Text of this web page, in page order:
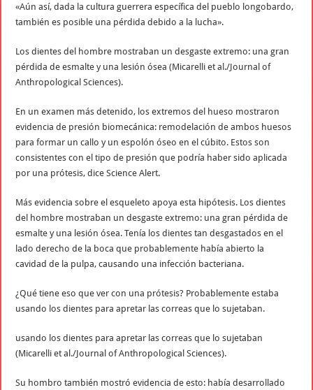
«Aún así, dada la cultura guerrera específica del pueblo longobardo,
también es posible una pérdida debido a la lucha».
Los dientes del hombre mostraban un desgaste extremo: una gran
pérdida de esmalte y una lesión ósea (Micarelli et al./Journal of
Anthropological Sciences).
En un examen más detenido, los extremos del hueso mostraron
evidencia de presión biomecánica: remodelación de ambos huesos
para formar un callo y un espolón óseo en el cúbito. Estos son
consistentes con el tipo de presión que podría haber sido aplicada
por una prótesis, dice Science Alert.
Más evidencia sobre el esqueleto apoya esta hipótesis. Los dientes
del hombre mostraban un desgaste extremo: una gran pérdida de
esmalte y una lesión ósea. Tenía los dientes tan desgastados en el
lado derecho de la boca que probablemente había abierto la
cavidad de la pulpa, causando una infección bacteriana.
¿Qué tiene eso que ver con una prótesis? Probablemente estaba
usando los dientes para apretar las correas que lo sujetaban.
usando los dientes para apretar las correas que lo sujetaban
(Micarelli et al./Journal of Anthropological Sciences).
Su hombro también mostró evidencia de esto: había desarrollado